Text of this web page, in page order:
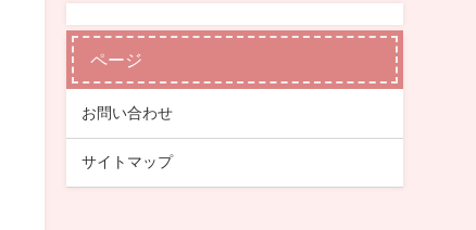
ページ
お問い合わせ
サイトマップ